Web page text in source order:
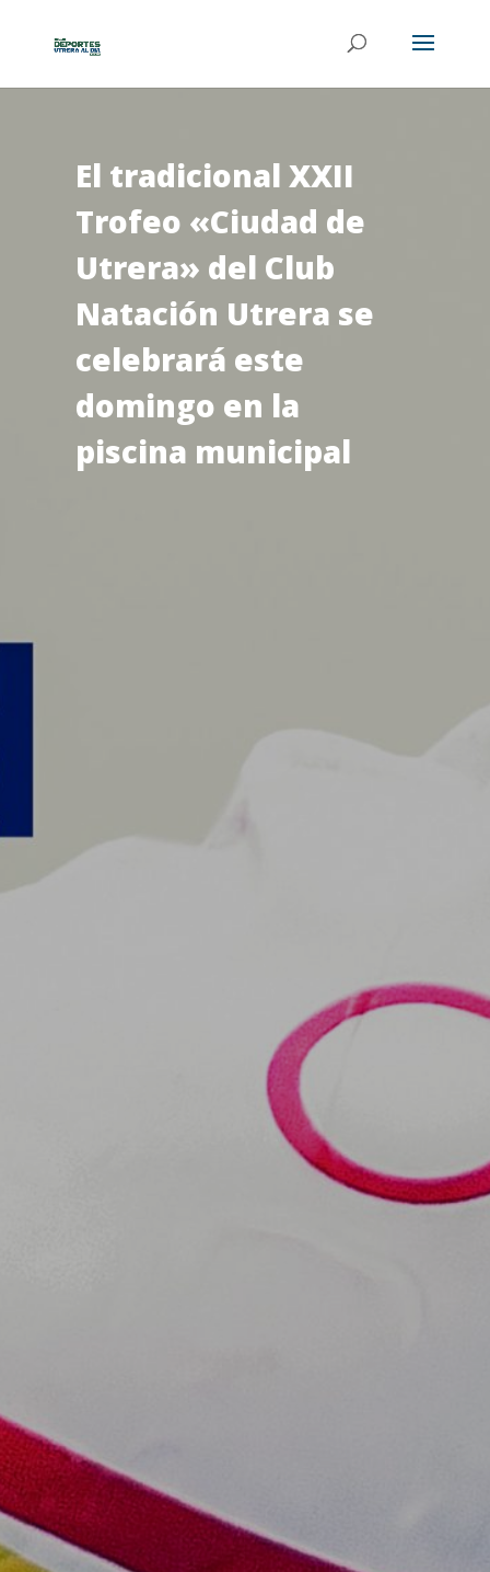
El tradicional XXII
Trofeo «Ciudad de
Utrera» del Club
Natación Utrera se
celebrará este
domingo en la
piscina municipal